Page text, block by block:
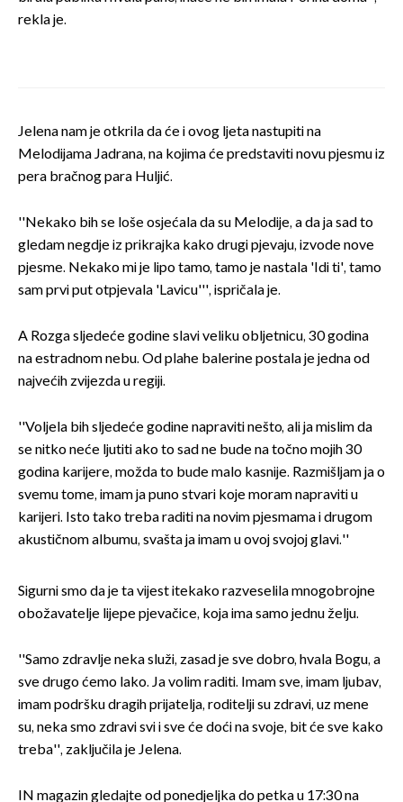
rekla je.
Jelena nam je otkrila da će i ovog ljeta nastupiti na
Melodijama Jadrana, na kojima će predstaviti novu pjesmu iz
pera bračnog para Huljić.
''Nekako bih se loše osjećala da su Melodije, a da ja sad to
gledam negdje iz prikrajka kako drugi pjevaju, izvode nove
pjesme. Nekako mi je lipo tamo, tamo je nastala 'Idi ti', tamo
sam prvi put otpjevala 'Lavicu''', ispričala je.
A Rozga sljedeće godine slavi veliku obljetnicu, 30 godina
na estradnom nebu. Od plahe balerine postala je jedna od
najvećih zvijezda u regiji.
''Voljela bih sljedeće godine napraviti nešto, ali ja mislim da
se nitko neće ljutiti ako to sad ne bude na točno mojih 30
godina karijere, možda to bude malo kasnije. Razmišljam ja o
svemu tome, imam ja puno stvari koje moram napraviti u
karijeri. Isto tako treba raditi na novim pjesmama i drugom
akustičnom albumu, svašta ja imam u ovoj svojoj glavi.''
Sigurni smo da je ta vijest itekako razveselila mnogobrojne
obožavatelje lijepe pjevačice, koja ima samo jednu želju.
''Samo zdravlje neka služi, zasad je sve dobro, hvala Bogu, a
sve drugo ćemo lako. Ja volim raditi. Imam sve, imam ljubav,
imam podršku dragih prijatelja, roditelji su zdravi, uz mene
su, neka smo zdravi svi i sve će doći na svoje, bit će sve kako
treba'', zaključila je Jelena.
IN magazin gledajte od ponedjeljka do petka u 17:30 na